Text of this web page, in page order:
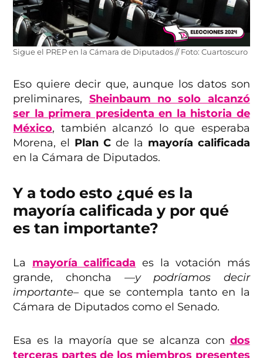
Sigue el PREP en la Cámara de Diputados // Foto: Cuartoscuro
Eso quiere decir que, aunque los datos son
preliminares, Sheinbaum no solo alcanzó
ser la primera presidenta en la historia de
México, también alcanzó lo que esperaba
Morena, el Plan C de la mayoría calificada
en la Cámara de Diputados.
Y a todo esto ¿qué es la
mayoría calificada y por qué
es tan importante?
La mayoría calificada es la votación más
grande, choncha —y podríamos decir
importante– que se contempla tanto en la
Cámara de Diputados como el Senado.
Esa es la mayoría que se alcanza con dos
terceras partes de los miembros presentes